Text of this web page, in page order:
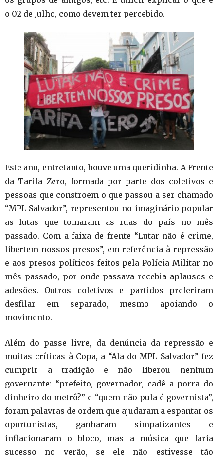
o 02 de Julho, como devem ter percebido.
Este ano, entretanto, houve uma queridinha. A Frente
da Tarifa Zero, formada por parte dos coletivos e
pessoas que constroem o que passou a ser chamado
“MPL Salvador”, representou no imaginário popular
as lutas que tomaram as ruas do país no mês
passado. Com a faixa de frente “Lutar não é crime,
libertem nossos presos”, em referência à repressão
e aos presos políticos feitos pela Polícia Militar no
mês passado, por onde passava recebia aplausos e
adesões. Outros coletivos e partidos preferiram
desfilar em separado, mesmo apoiando o
movimento.
Além do passe livre, da denúncia da repressão e
muitas críticas à Copa, a “Ala do MPL Salvador” fez
cumprir a tradição e não liberou nenhum
governante: “prefeito, governador, cadê a porra do
dinheiro do metrô?” e “quem não pula é governista”,
foram palavras de ordem que ajudaram a espantar os
oportunistas, ganharam simpatizantes e
inflacionaram o bloco, mas a música que faria
sucesso no verão, se ele não estivesse tão